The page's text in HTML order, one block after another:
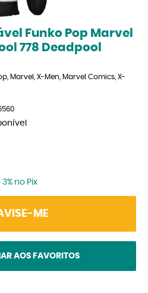
Funko Pop Marvel
778 Deadpool
Marvel X-Men Marvel Comics X-
3% no Pix
ME
AOS FAVORITOS